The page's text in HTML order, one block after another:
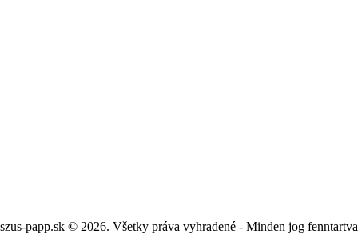
szus-papp.sk © 2026. Všetky práva vyhradené - Minden jog